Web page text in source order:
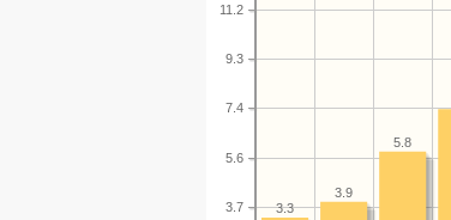
3.7
5.6
7.4
9.3
11.2
5.8
3.9
3.3